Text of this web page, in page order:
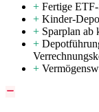
+ Fertige
+ Kinder-
+ Sparplan ab
+
+